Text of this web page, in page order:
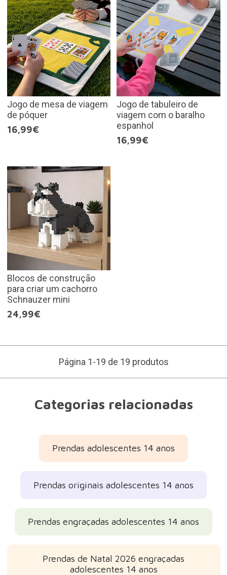
Jogo de mesa de viagem
de póquer
16,99€
Jogo de tabuleiro de
viagem com o baralho
espanhol
16,99€
Blocos de construção
para criar um cachorro
Schnauzer mini
24,99€
Página 1-19 de 19 produtos
Categorias relacionadas
Prendas adolescentes 14 anos
Prendas originais adolescentes 14 anos
Prendas engraçadas adolescentes 14 anos
Prendas de Natal 2026 engraçadas
adolescentes 14 anos